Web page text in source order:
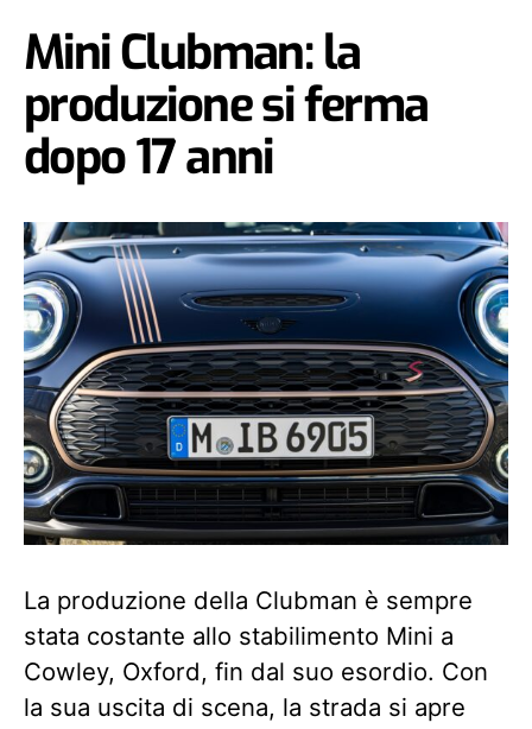
Mini Clubman: la
produzione si ferma
dopo 17 anni
La produzione della Clubman è sempre
stata costante allo stabilimento Mini a
Cowley, Oxford, fin dal suo esordio. Con
la sua uscita di scena, la strada si apre